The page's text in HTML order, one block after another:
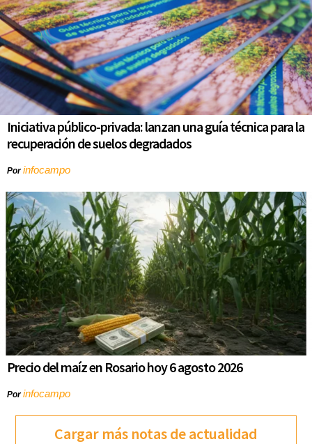
Iniciativa público-privada: lanzan una guía técnica para la
recuperación de suelos degradados
Porinfocampo
Precio del maíz en Rosario hoy 6 agosto 2026
Porinfocampo
Cargar más notas de actualidad